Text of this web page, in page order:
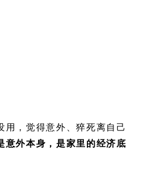
用，觉得意外、猝死离自己
意外本身，是家里的经济底